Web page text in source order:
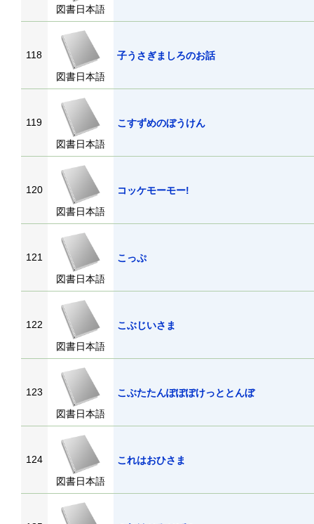
図書日本語
118
図書日本語
子うさぎましろのお話
119
図書日本語
こすずめのぼうけん
120
図書日本語
コッケモーモー!
121
図書日本語
こっぷ
122
図書日本語
こぶじいさま
123
図書日本語
こぶたたんぽぽぽけっととんぼ
124
図書日本語
これはおひさま